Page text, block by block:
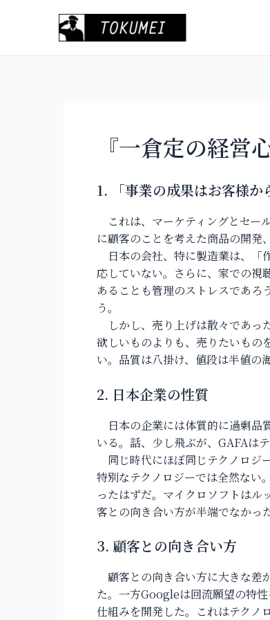
『一倉定の経
1. 「事業の成果はお客様
これは、マーケティングとセー
に顧客のことを考えた商品の開発
日本の会社、特に製造業は、「
応していない。さらに、家での視
あることも管理のストレスであろ
う。
しかし、売り上げは散々であっ
欲しいものよりも、売りたいもの
い。品質は八掛け、値段は半値の
2. 日本企業の性質
日本の企業には体質的に過剰品
いる。話、少し飛ぶが、GAFAは
同じ時代にほぼ同じテクノロジ
特別なテクノロジーでは全然ない
ったはずだ。マイクロソフトはル
客との向き合い方が半端でなかっ
3. 顧客との向き合い方
顧客との向き合い方に大きな差
た。一方Googleは回流願望の特
仕組みを開発した。これはテクノ